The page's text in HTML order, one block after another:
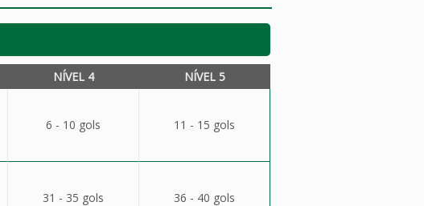
NÍVEL 4 NÍVEL 5
6 - 10 gols 11 - 15 gols
31 - 35 gols 36 - 40 gols